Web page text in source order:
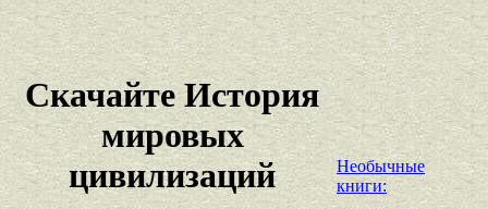
Скачайте История
мировых
цивилизаций
Необычные
книги: